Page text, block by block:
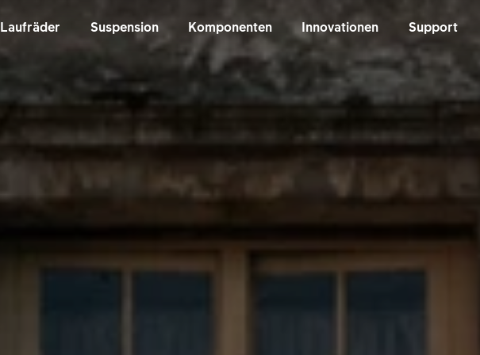
Laufräder Suspension Komponenten Innovationen Support